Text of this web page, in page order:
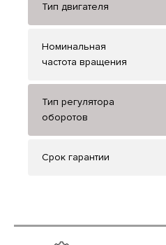
Тип двигателя
Номинальная
частота вращения
Тип регулятора
оборотов
Срок гарантии